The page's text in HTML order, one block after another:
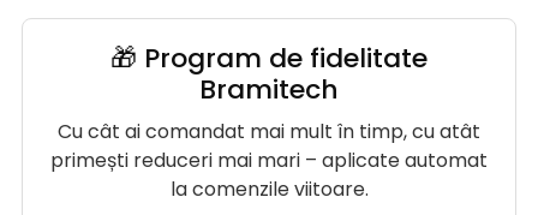
🎁 Program de fidelitate
Bramitech
Cu cât ai comandat mai mult în timp, cu atât
primești reduceri mai mari – aplicate automat
la comenzile viitoare.